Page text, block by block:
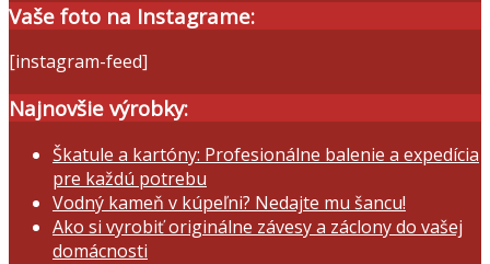
Vaše foto na Instagrame:
[instagram-feed]
Najnovšie výrobky:
Škatule a kartóny: Profesionálne balenie a expedícia
pre každú potrebu
Vodný kameň v kúpeľni? Nedajte mu šancu!
Ako si vyrobiť originálne závesy a záclony do vašej
domácnosti